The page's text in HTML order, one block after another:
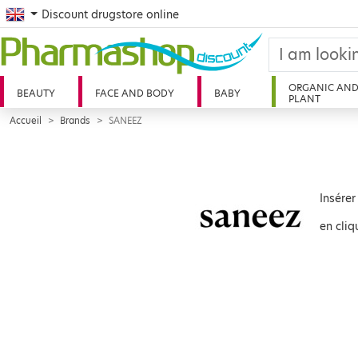
English
Discount drugstore online
BEAUTY FACE AND BODY BABY
ORGANIC AND
PLANT
Accueil Brands SANEEZ
en